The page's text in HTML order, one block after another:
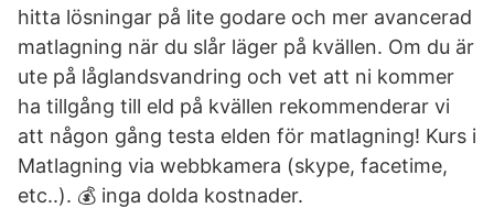
hitta lösningar på lite godare och mer avancerad
matlagning när du slår läger på kvällen. Om du är
ute på låglandsvandring och vet att ni kommer
ha tillgång till eld på kvällen rekommenderar vi
att någon gång testa elden för matlagning! Kurs i
Matlagning via webbkamera (skype, facetime,
etc..). 💰 inga dolda kostnader.